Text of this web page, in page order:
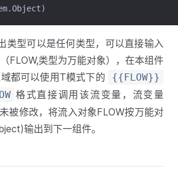
类型可以是任何类型，可以直接输入
FLOW,类型为万能对象），在本组件
都可以使用T模式下的
{{FLOW}}
格式直接调用该流变量，流变量
被修改，将流入对象FLOW按万能对
输出到下一组件。